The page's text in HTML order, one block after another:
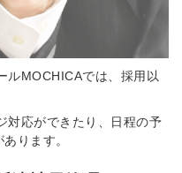
ルMOCHICAでは、採用以
対応ができたり、日程の予
ります。